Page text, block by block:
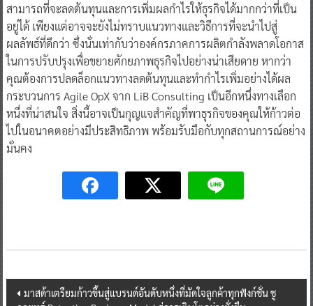
สามารถที่จะลดต้นทุนและการเพิ่มผลกำไรให้ธุรกิจได้มากกว่าที่เป็น
อยู่ได้ เพียงแต่อาจจะยังไม่ทราบแนวทางและวิธีการที่จะนำไปสู่
ผลลัพธ์ที่ดีกว่า ซึ่งนั่นเท่ากับว่าองค์กรภาคการผลิตกำลังพลาดโอกาส
ในการปรับปรุงเพื่อขยายศักยภาพธุรกิจไปอย่างน่าเสียดาย หากว่า
คุณต้องการปลดล็อกแนวทางลดต้นทุนและทำกำไรเพิ่มอย่างได้ผล
กระบวนการ Agile OpX จาก LiB Consulting เป็นอีกหนึ่งทางเลือก
หนึ่งที่น่าสนใจ สิ่งนี้อาจเป็นกุญแจสำคัญที่พาธุรกิจของคุณให้ก้าวต่อ
ไปในอนาคตอย่างมีประสิทธิภาพ พร้อมรับมือกับทุกสถานการณ์อย่าง
มั่นคง
Post
มาสด้าเตรียมก้าวขึ้นสู่แบรนด์อันดับหนึ่งที่มัดใจลูกค้าทุกฟังก์ชั่น ชู